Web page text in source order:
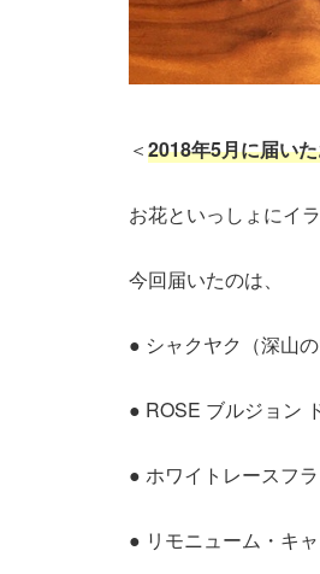
＜2018年5月に届い
お花といっしょにイ
今回届いたのは、
● シャクヤク（深山の
● ROSE ブルジョン
● ホワイトレースフ
● リモニューム・キ